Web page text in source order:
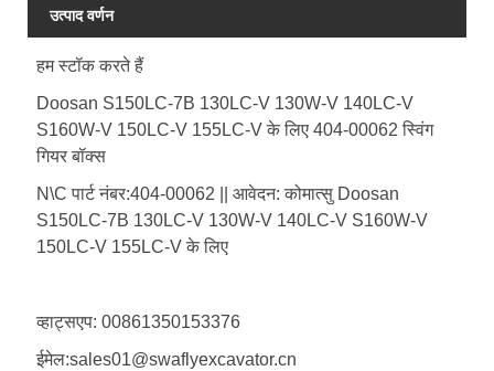
उत्पाद वर्णन
हम स्टॉक करते हैं
Doosan S150LC-7B 130LC-V 130W-V 140LC-V
S160W-V 150LC-V 155LC-V के लिए 404-00062 स्विंग
गियर बॉक्स
N\C पार्ट नंबर:404-00062 || आवेदन: कोमात्सु Doosan
S150LC-7B 130LC-V 130W-V 140LC-V S160W-V
150LC-V 155LC-V के लिए
व्हाट्सएप: 00861350153376
ईमेल:sales01@swaflyexcavator.cn